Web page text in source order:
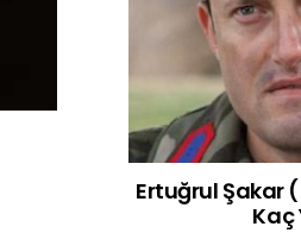
Ertuğrul Şakar
Kaç